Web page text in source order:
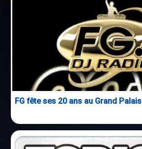
FG fête ses 20 ans au Grand Palais